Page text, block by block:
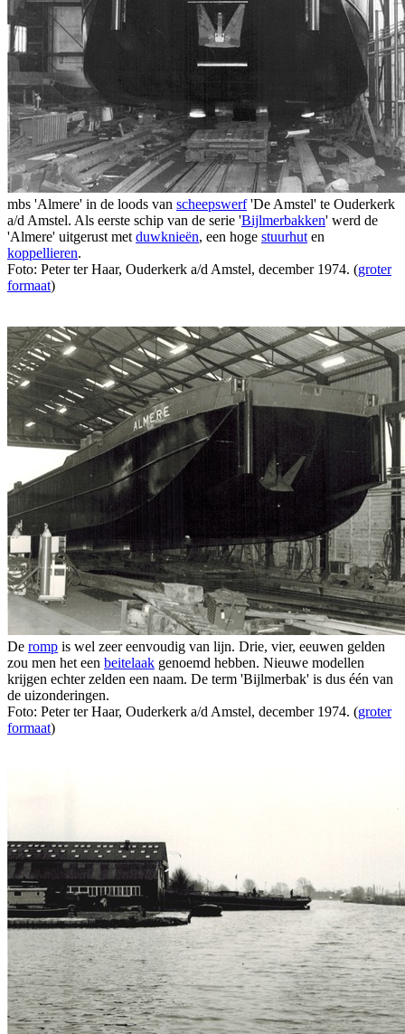
mbs 'Almere' in de loods van scheepswerf'De Amstel' te Ouderkerk
a/d Amstel. Als eerste schip van de serie 'Bijlmerbakken' werd de
'Almere' uitgerust met duwknieën, een hoge stuurhut en
koppellieren.
Foto: Peter ter Haar, Ouderkerk a/d Amstel, december 1974. (groter
formaat)
De romp is wel zeer eenvoudig van lijn. Drie, vier, eeuwen gelden
zou men het een beitelaak genoemd hebben. Nieuwe modellen
krijgen echter zelden een naam. De term 'Bijlmerbak' is dus één van
de uizonderingen.
Foto: Peter ter Haar, Ouderkerk a/d Amstel, december 1974. (groter
formaat)